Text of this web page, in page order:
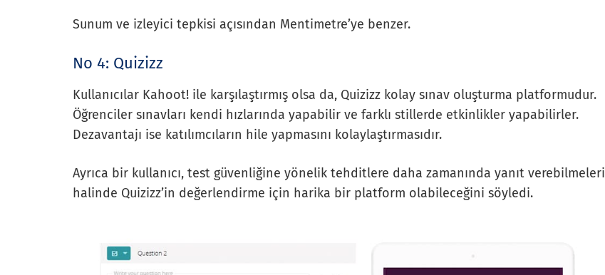
Sunum ve izleyici tepkisi açısından Mentimetre’ye benzer.
No 4: Quizizz
Kullanıcılar Kahoot! ile karşılaştırmış olsa da, Quizizz kolay sınav oluşturma platformudur.
Öğrenciler sınavları kendi hızlarında yapabilir ve farklı stillerde etkinlikler yapabilirler.
Dezavantajı ise katılımcıların hile yapmasını kolaylaştırmasıdır.
Ayrıca bir kullanıcı, test güvenliğine yönelik tehditlere daha zamanında yanıt verebilmeleri
halinde Quizizz’in değerlendirme için harika bir platform olabileceğini söyledi.